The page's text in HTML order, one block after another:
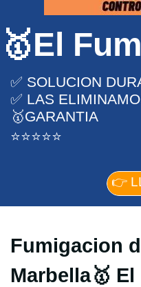
🥇El
✅ SOLUCION
✅ LAS
🥇GARANTIA
⭐⭐⭐⭐⭐
👉
Fumigacion
Marbella🥇